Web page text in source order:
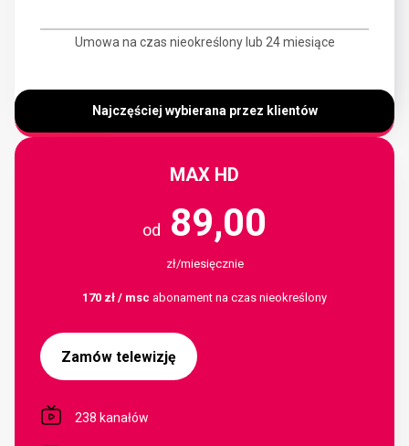
Umowa na czas nieokreślony lub 24 miesiące
Najczęściej wybierana przez klientów
MAX HD
od 89,00
zł/miesięcznie
170 zł / msc abonament na czas nieokreślony
Zamów telewizję
238 kanałów